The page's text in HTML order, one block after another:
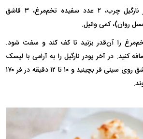
۲ پیمانه پودر نارگیل چرب، ۲ عدد سفیده تخم‌مرغ، ۳ قاشق
روان)، کمی وانیل.
را آن‌قدر بزنید تا کف کند و سفت شود.
کنید. در آخر پودر نارگیل را به آرامی با لیسک
مخلوط کنید. مواد را با قاشق روی سینی فر بچینید و ۱۰ تا ۱۲ دقیقه در فر ۱۷۰